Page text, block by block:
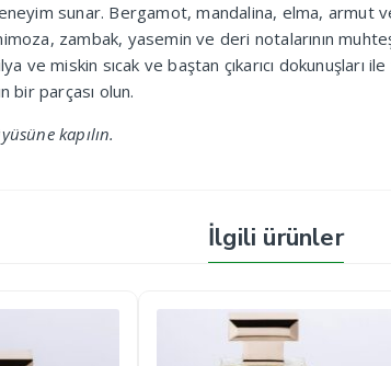
sunar. Bergamot, mandalina, elma, armut
zambak, yasemin ve deri notalarının
ve miskin sıcak ve baştan çıkarıcı
bir parçası olun.
kapılın.
İlgili ürünler